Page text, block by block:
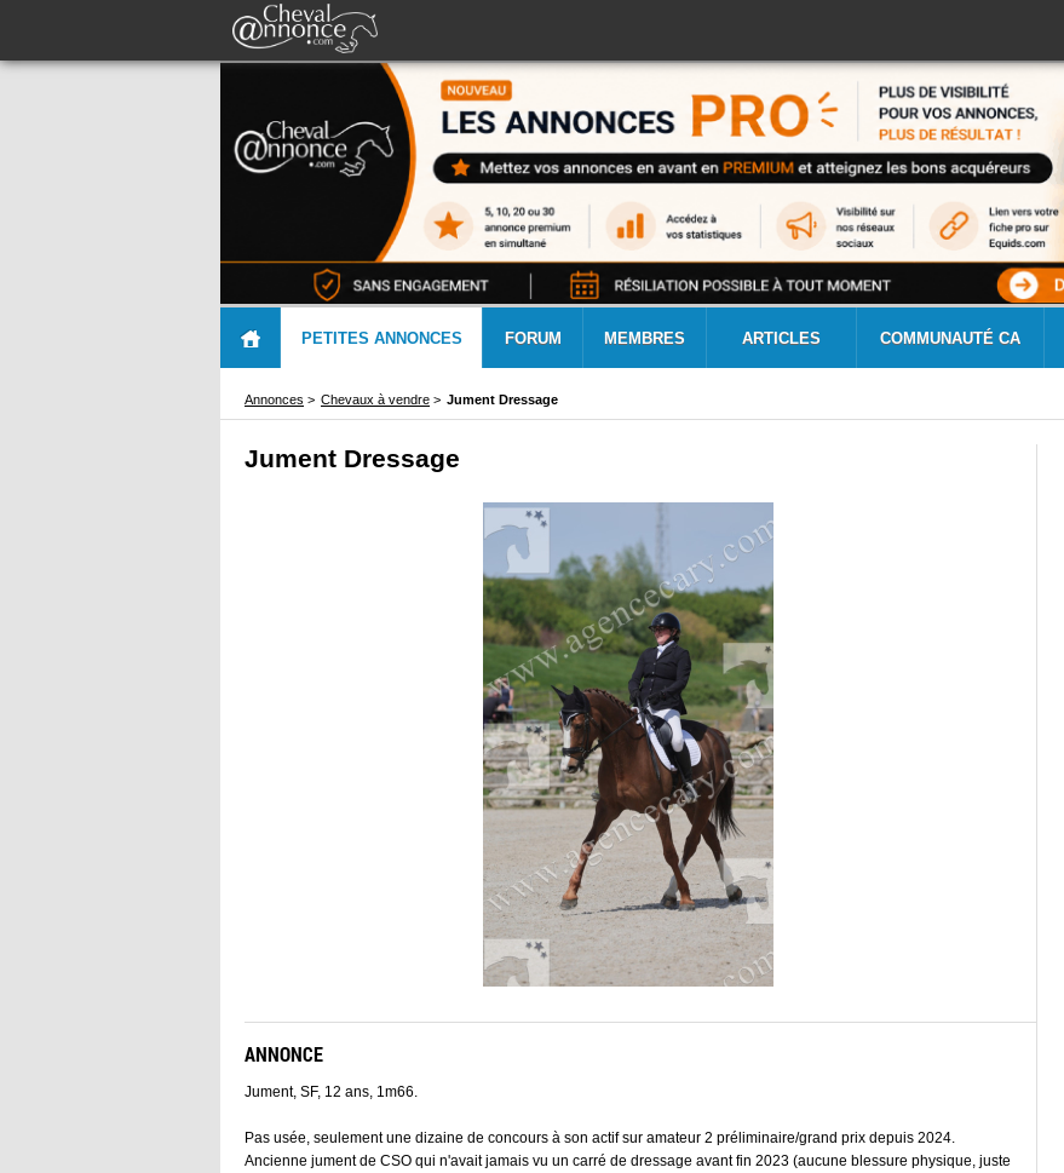
PETITES ANNONCES FORUM MEMBRES ARTICLES COMMUNAUTÉ CA
Annonces > Chevaux à vendre > Jument Dressage
Jument Dressage
ANNONCE
Jument, SF, 12 ans, 1m66.
Pas usée, seulement une dizaine de concours à son actif sur amateur 2 préliminaire/grand prix depuis 2024.
Ancienne jument de CSO qui n'avait jamais vu un carré de dressage avant fin 2023 (aucune blessure physique, juste